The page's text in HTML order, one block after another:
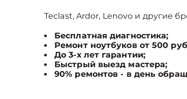
Teclast, Ardor, Lenovo и другие
Бесплатная диагностика;
Ремонт ноутбуков от 500
До 3-х лет гарантии;
Быстрый выезд мастера;
90% ремонтов - в день